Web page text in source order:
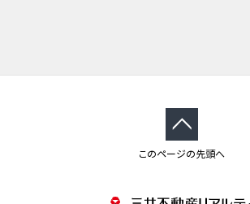
このページの先頭へ